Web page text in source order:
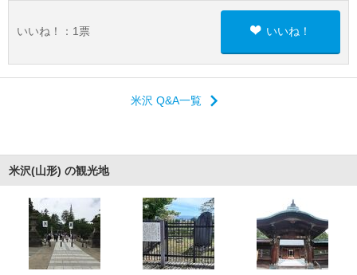
いいね！： 1 票 いいね！
米沢 Q&A一覧
米沢(山形) の観光地